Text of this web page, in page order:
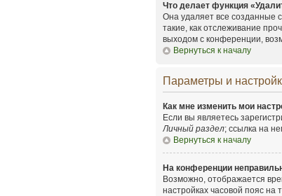
Что делает функция
Она удаляет все созданные
такие, как отслеживание
выходом с конференции,
Вернуться к началу
Параметры и
Как мне изменить мои
Если вы являетесь
Личный раздел; ссылка на
Вернуться к началу
На конференции
Возможно, отображается
настройках часовой пояс на